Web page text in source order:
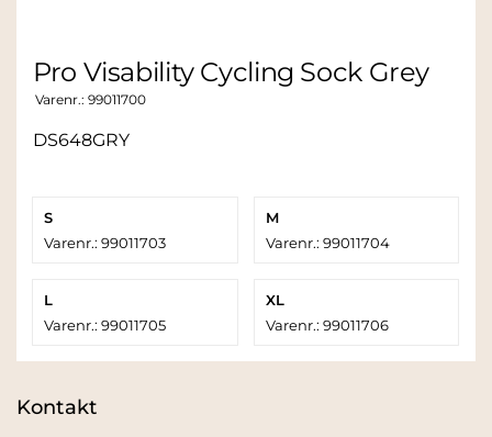
Pro Visability Cycling Sock Grey
Varenr.: 99011700
DS648GRY
S
Varenr.: 99011703
M
Varenr.: 99011704
L
Varenr.: 99011705
XL
Varenr.: 99011706
Kontakt